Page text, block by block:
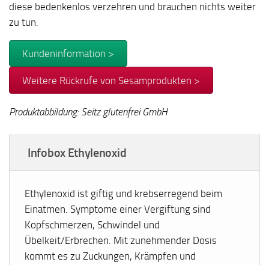
diese bedenkenlos verzehren und brauchen nichts weiter
zu tun.
Kundeninformation >
Weitere Rückrufe von Sesamprodukten >
Produktabbildung: Seitz glutenfrei GmbH
Infobox Ethylenoxid
Ethylenoxid ist giftig und krebserregend beim
Einatmen. Symptome einer Vergiftung sind
Kopfschmerzen, Schwindel und
Übelkeit/Erbrechen. Mit zunehmender Dosis
kommt es zu Zuckungen, Krämpfen und